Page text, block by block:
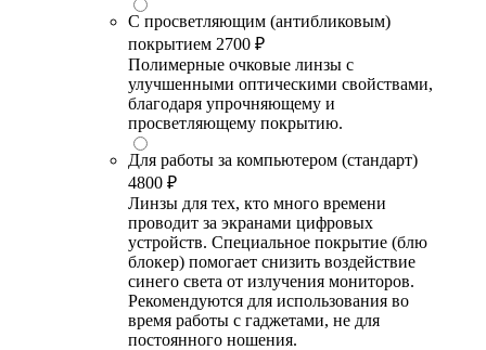
С просветляющим (антибликовым)
покрытием 2700 ₽
Полимерные очковые линзы с
улучшенными оптическими свойствами,
благодаря упрочняющему и
просветляющему покрытию.
Для работы за компьютером (стандарт)
4800 ₽
Линзы для тех, кто много времени
проводит за экранами цифровых
устройств. Специальное покрытие (блю
блокер) помогает снизить воздействие
синего света от излучения мониторов.
Рекомендуются для использования во
время работы с гаджетами, не для
постоянного ношения.